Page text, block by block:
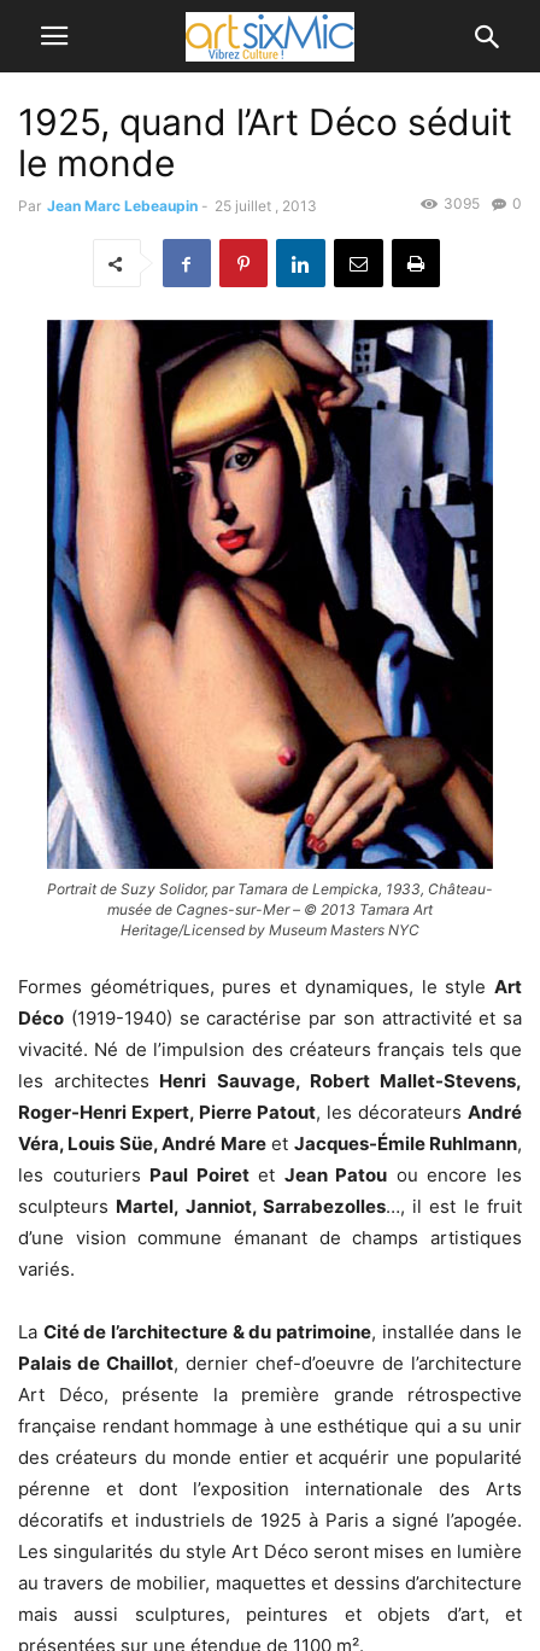
1925, quand l’Art Déco séduit
le monde
Par Jean Marc Lebeaupin - 25 juillet , 2013 0
3095
Portrait de Suzy Solidor, par Tamara de Lempicka, 1933, Château-
musée de Cagnes-sur-Mer – © 2013 Tamara Art
Heritage/Licensed by Museum Masters NYC
Formes géométriques, pures et dynamiques, le style Art
Déco (1919-1940) se caractérise par son attractivité et sa
vivacité. Né de l’impulsion des créateurs français tels que
les architectes Henri Sauvage, Robert Mallet-Stevens,
Roger-Henri Expert, Pierre Patout, les décorateurs André
Véra, Louis Süe, André Mareet Jacques-Émile Ruhlmann,
les couturiers Paul Poiretet Jean Patou ou encore les
sculpteurs Martel, Janniot, Sarrabezolles…, il est le fruit
d’une vision commune émanant de champs artistiques
variés.
La Cité de l’architecture & du patrimoine, installée dans le
Palais de Chaillot, dernier chef-d’oeuvre de l’architecture
Art Déco, présente la première grande rétrospective
française rendant hommage à une esthétique qui a su unir
des créateurs du monde entier et acquérir une popularité
pérenne et dont l’exposition internationale des Arts
décoratifs et industriels de 1925 à Paris a signé l’apogée.
Les singularités du style Art Déco seront mises en lumière
au travers de mobilier, maquettes et dessins d’architecture
mais aussi sculptures, peintures et objets d’art, et
présentées sur une étendue de 1100 m².